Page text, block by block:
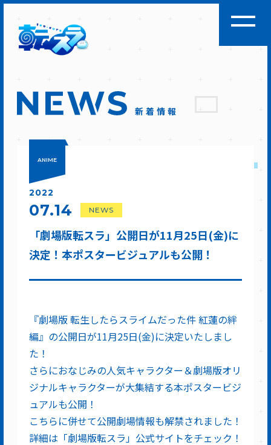
新着情報
ANIME
「劇場版転スラ」公開日が11月25日(金)に
決定！本ポスタービジュアルも公開！
NEWS
2022
07.14
『劇場版 転生したらスライムだった件 紅蓮の絆
編』の公開日が11月25日(金)に決定いたしまし
た！
さらにおなじみの人気キャラクター＆劇場版オリ
ジナルキャラクターが大集結する本ポスタービジ
ュアルも公開！
こちらに併せて公開劇場情報も解禁されました！
詳細は「劇場版転スラ」公式サイトをチェック！